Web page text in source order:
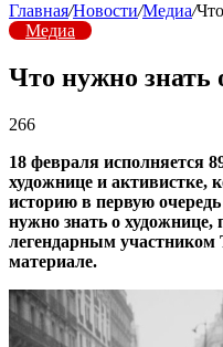
Главная/Новости/Медиа/
Медиа
Что нужно
266
18 февраля исполняется
художнице и активистке,
историю в первую
нужно знать о
легендарным участником
материале.